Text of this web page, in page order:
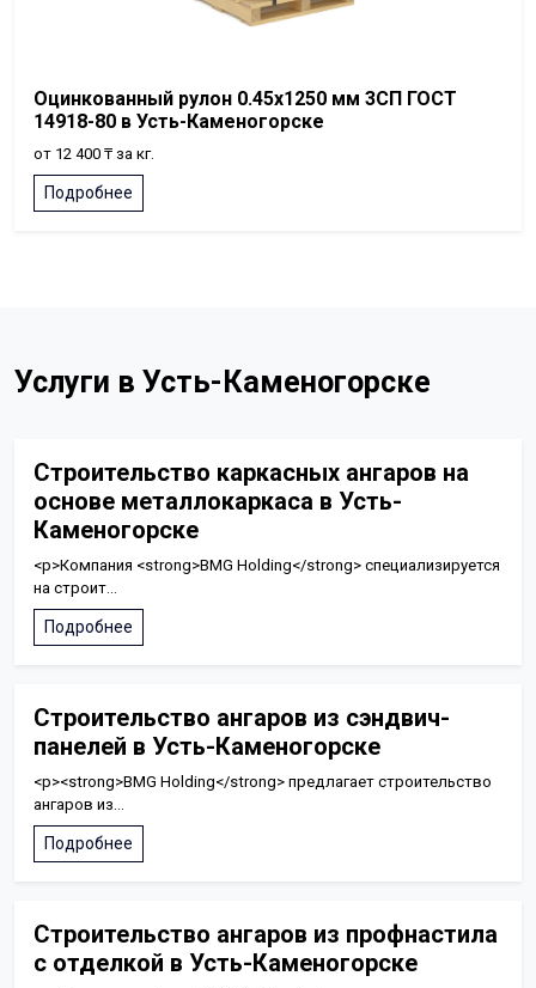
Оцинкованный рулон 0.45x1250 мм 3СП ГОСТ
14918-80 в Усть-Каменогорске
от 12 400 ₸ за кг.
Подробнее
Услуги в Усть-Каменогорске
Строительство каркасных ангаров на
основе металлокаркаса в Усть-
Каменогорске
<p>Компания <strong>BMG Holding</strong> специализируется
на строит...
Подробнее
Строительство ангаров из сэндвич-
панелей в Усть-Каменогорске
<p><strong>BMG Holding</strong> предлагает строительство
ангаров из...
Подробнее
Строительство ангаров из профнастила
с отделкой в Усть-Каменогорске